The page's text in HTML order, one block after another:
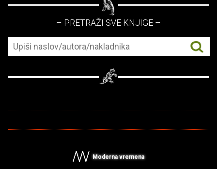
– PRETRAŽI SVE KNJIGE –
Moderna vremena